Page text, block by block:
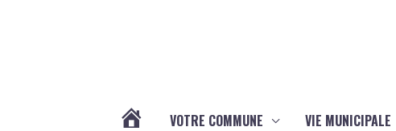
VOTRE COMMUNE VIE MUNICIPALE